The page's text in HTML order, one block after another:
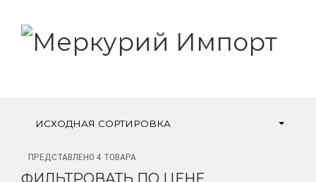
ИСХОДНАЯ СОРТИРОВКА
ПРЕДСТАВЛЕНО 4 ТОВАРА
ФИЛЬТРОВАТЬ ПО ЦЕНЕ